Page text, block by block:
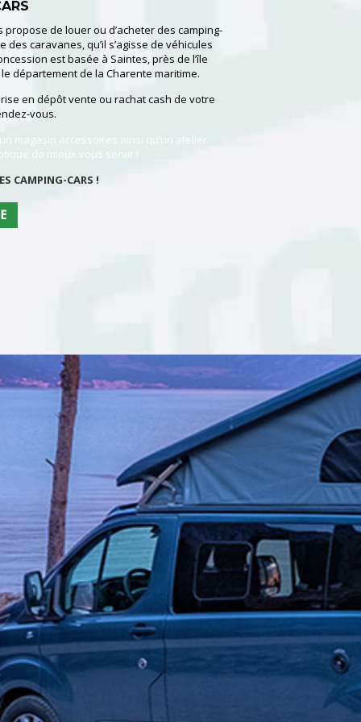
propose de louer ou d’acheter des camping-
caravanes, qu’il s’agisse de véhicules
est basée à Saintes, près de l’île
département de la Charente maritime.
en dépôt vente ou rachat cash de votre
vous.
magasin accessoires ainsi qu’un atelier
de mieux vous servir !
CAMPING-CARS !